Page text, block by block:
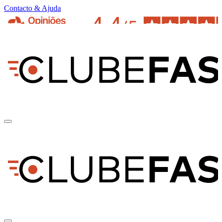
Contacto & Ajuda